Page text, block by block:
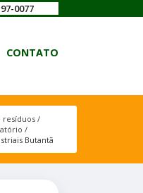
0077
CONTATO
resíduos
Butantã